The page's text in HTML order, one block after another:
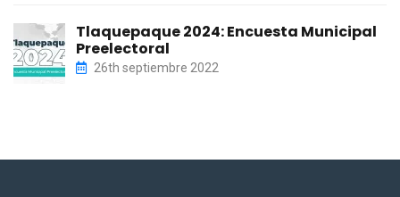
Tlaquepaque 2024: Encuesta Municipal
Preelectoral
26th septiembre 2022